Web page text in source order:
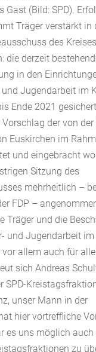
Gast (Bild: SPD).
Träger verstärkt in
des
die derzeit
in den
Jugendarbeit im
Ende 2021
der von der
Euskirchen im
und eingebracht
Sitzung des
mehrheitlich –
FDP –
Träger und die
und Jugendarbeit im
allem auch für
sich Andreas
SPD-
unser Mann in der
hier vortreffliche
es uns möglich
zu